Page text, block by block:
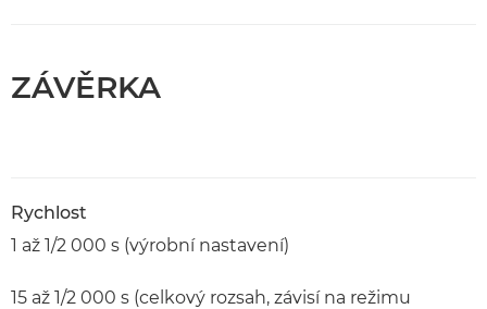
ZÁVĚRKA
Rychlost
1 až 1/2 000 s (výrobní nastavení)
15 až 1/2 000 s (celkový rozsah, závisí na režimu